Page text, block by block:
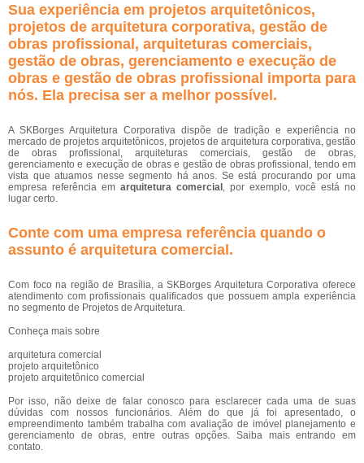
Sua experiência em projetos arquitetônicos,
projetos de arquitetura corporativa, gestão de
obras profissional, arquiteturas comerciais,
gestão de obras, gerenciamento e execução de
obras e gestão de obras profissional importa para
nós. Ela precisa ser a melhor possível.
A SKBorges Arquitetura Corporativa dispõe de tradição e experiência no
mercado de projetos arquitetônicos, projetos de arquitetura corporativa, gestão
de obras profissional, arquiteturas comerciais, gestão de obras,
gerenciamento e execução de obras e gestão de obras profissional, tendo em
vista que atuamos nesse segmento há anos. Se está procurando por uma
empresa referência em arquitetura comercial , por exemplo, você está no
lugar certo.
Conte com uma empresa referência quando o
assunto é arquitetura comercial.
Com foco na região de Brasília, a SKBorges Arquitetura Corporativa oferece
atendimento com profissionais qualificados que possuem ampla experiência
no segmento de Projetos de Arquitetura.
Conheça mais sobre
arquitetura comercial
projeto arquitetônico
projeto arquitetônico comercial
Por isso, não deixe de falar conosco para esclarecer cada uma de suas
dúvidas com nossos funcionários. Além do que já foi apresentado, o
empreendimento também trabalha com avaliação de imóvel planejamento e
gerenciamento de obras, entre outras opções. Saiba mais entrando em
contato.